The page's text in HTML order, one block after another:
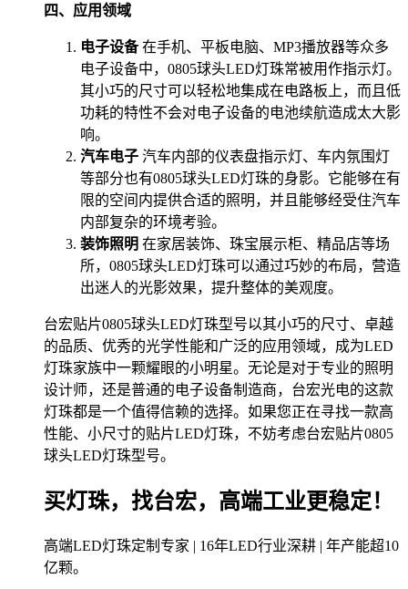
四、应用领域
电子设备在手机、平板电脑、MP3播放器等众多
电子设备中，0805球头LED灯珠常被用作指示灯。
其小巧的尺寸可以轻松地集成在电路板上，而且低
功耗的特性不会对电子设备的电池续航造成太大影
响。
汽车电子 汽车内部的仪表盘指示灯、车内氛围灯
等部分也有0805球头LED灯珠的身影。它能够在有
限的空间内提供合适的照明，并且能够经受住汽车
内部复杂的环境考验。
装饰照明 在家居装饰、珠宝展示柜、精品店等场
所，0805球头LED灯珠可以通过巧妙的布局，营造
出迷人的光影效果，提升整体的美观度。
台宏贴片0805球头LED灯珠型号以其小巧的尺寸、卓越
的品质、优秀的光学性能和广泛的应用领域，成为LED
灯珠家族中一颗耀眼的小明星。无论是对于专业的照明
设计师，还是普通的电子设备制造商，台宏光电的这款
灯珠都是一个值得信赖的选择。如果您正在寻找一款高
性能、小尺寸的贴片LED灯珠，不妨考虑台宏贴片0805
球头LED灯珠型号。
买灯珠，找台宏，高端工业更稳定！
高端LED灯珠定制专家 | 16年LED行业深耕 | 年产能超10
亿颗。